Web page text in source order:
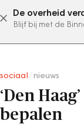
De overheid
Blijf bij met de
sociaal nieuws
‘Den
bepalen